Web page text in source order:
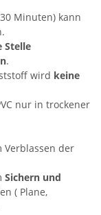
Minuten) kann
Stelle
.
wird keine
nur in trockener
der
Sichern und
( Plane,